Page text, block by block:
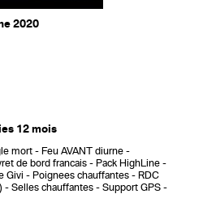
2020
12 mois
mort
Feu AVANT diurne
de bord francais
Pack HighLine
Givi Poignees chauffantes
RDC
Selles chauffantes
Support GPS